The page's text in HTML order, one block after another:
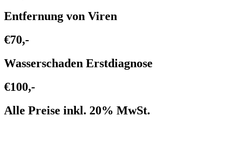
Entfernung von Viren
€70,-
Wasserschaden Erstdiagnose
€100,-
Alle Preise inkl. 20% MwSt.